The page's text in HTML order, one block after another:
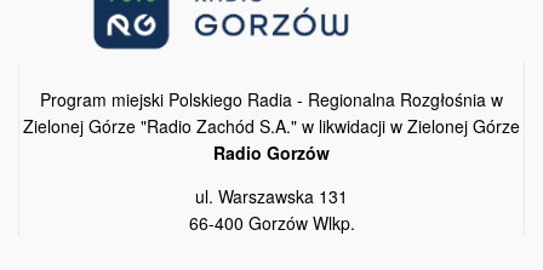
Program miejski Polskiego Radia - Regionalna Rozgłośnia w
Zielonej Górze "Radio Zachód S.A." w likwidacji w Zielonej Górze
Radio Gorzów
ul. Warszawska 131
66-400 Gorzów Wlkp.